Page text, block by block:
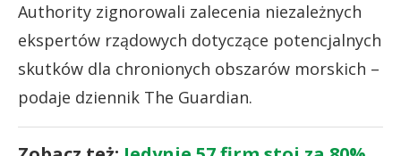
Authority zignorowali zalecenia niezależnych
ekspertów rządowych dotyczące potencjalnych
skutków dla chronionych obszarów morskich –
podaje dziennik The Guardian.